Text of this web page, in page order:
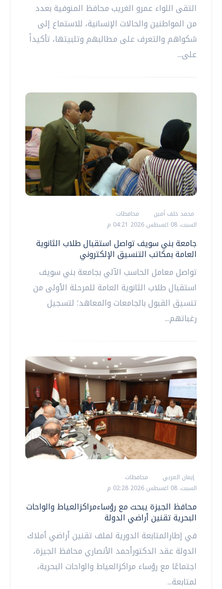
التقى اللواء عمرو الغريب محافظ المنوفية بعدد
من المواطنين والحالات الإنسانية، للاستماع إلى
شكواهم والتعرف على مطالبهم وتلبيتها، تأكيداً
على...
محمد خلف أمين
محافظات
السبت، 08 اغسطس 2026 04:21 م
جامعة بني سويف تواصل استقبال طلاب الثانوية
العامة بمكاتب التنسيق الإلكتروني
تواصل معامل الحاسب الآلي بجامعة بني سويف
استقبال طلاب الثانوية العامة للمرحلة الأولى من
تنسيق القبول بالجامعات والمعاهد؛ لتسجيل
رغباتهم...
إيمان العربي
محافظات
السبت، 08 اغسطس 2026 02:28 م
محافظ الجيزة يبحث مع رؤساءمراكزالعياط والواحات
البحرية تقنين أراضي الدولة
في إطارالمتابعة الدورية لملف تقنين أراضي أملاك
الدولة عقد الدكتورأحمد الأنصاري محافظ الجيزة،
اجتماعًا مع رؤساء مراكزالعياط والواحات البحرية،
لمتابعة...